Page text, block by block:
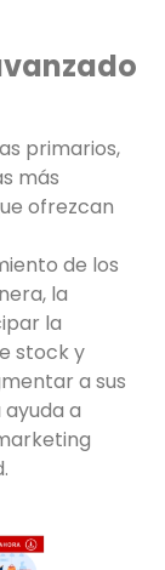
primarios,
más
ofrezcan
de los
la
la
stock y
a sus
a